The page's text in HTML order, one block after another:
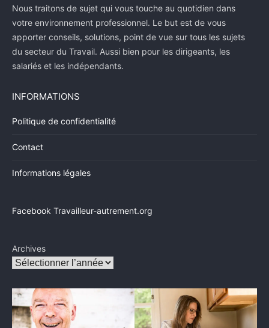
Nous traitons de sujet qui vous touche au quotidien dans
votre environnement professionnel. Le but est de vous
apporter conseils, solutions, point de vue sur tous les sujets
du secteur du Travail. Aussi bien pour les dirigeants, les
salariés et les indépendants.
INFORMATIONS
Politique de confidentialité
Contact
Informations légales
Facebook Travailleur-autrement.org
Archives